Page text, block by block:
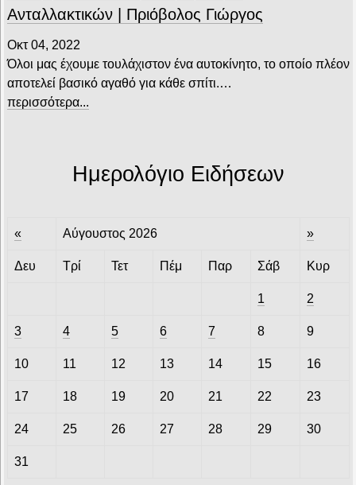
Ανταλλακτικών | Πριόβολος Γιώργος
Οκτ 04, 2022
Όλοι μας έχουμε τουλάχιστον ένα αυτοκίνητο, το οποίο πλέον
αποτελεί βασικό αγαθό για κάθε σπίτι.…
περισσότερα...
Ημερολόγιο Ειδήσεων
« Αύγουστος 2026 »
Δευ Τρί Τετ Πέμ Παρ Σάβ Κυρ
1 2
3 4 5 6 7 8 9
10 11 12 13 14 15 16
17 18 19 20 21 22 23
24 25 26 27 28 29 30
31